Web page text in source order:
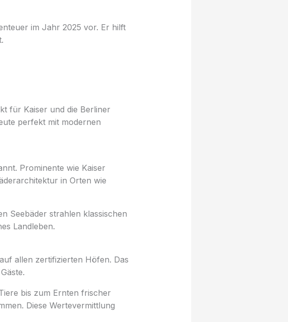
im Jahr 2025 vor. Er hilft
für Kaiser und die Berliner
perfekt mit modernen
Prominente wie Kaiser
in Orten wie
Seebäder strahlen klassischen
Landleben.
allen zertifizierten Höfen. Das
bis zum Ernten frischer
Diese Wertevermittlung